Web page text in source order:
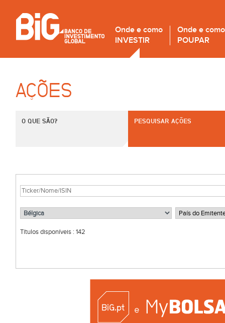
Onde e como
INVESTIR
Onde e como
POUPAR
AÇÕES
O QUE SÃO? PESQUISAR AÇÕES
Títulos disponíveis : 142